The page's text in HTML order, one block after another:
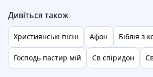
Дивіться також
Християнські пісні Афон Біблія з
Господь пастир мій Св спіридон